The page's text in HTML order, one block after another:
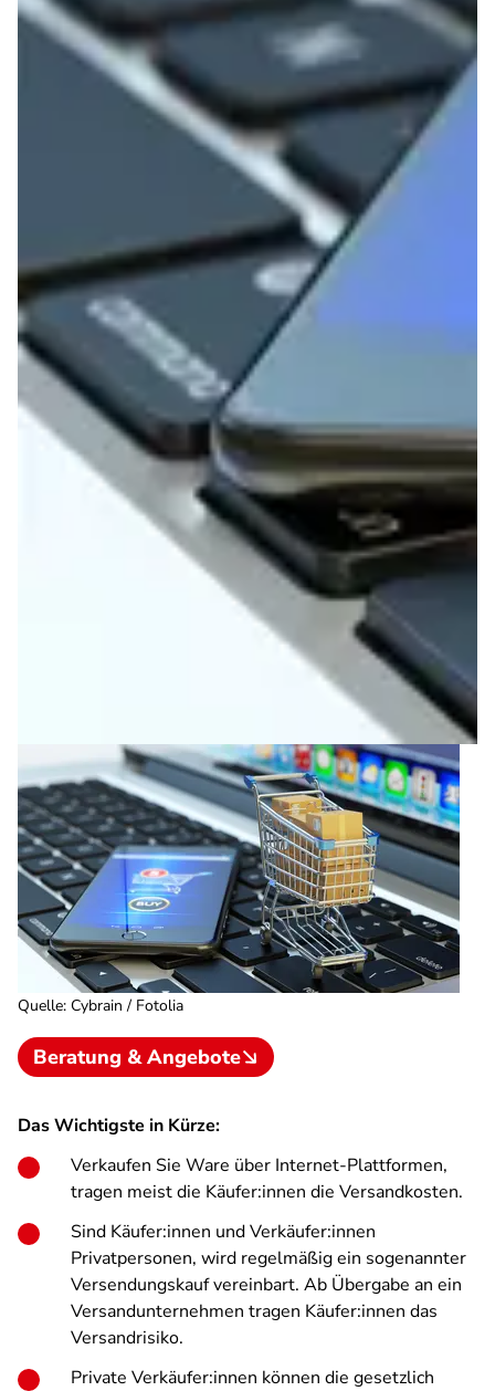
Quelle: Cybrain / Fotolia
Beratung & Angebote
Das Wichtigste in Kürze:
Verkaufen Sie Ware über Internet-Plattformen,
tragen meist die Käufer:innen die Versandkosten.
Sind Käufer:innen und Verkäufer:innen
Privatpersonen, wird regelmäßig ein sogenannter
Versendungskauf vereinbart. Ab Übergabe an ein
Versandunternehmen tragen Käufer:innen das
Versandrisiko.
Private Verkäufer:innen können die gesetzlich